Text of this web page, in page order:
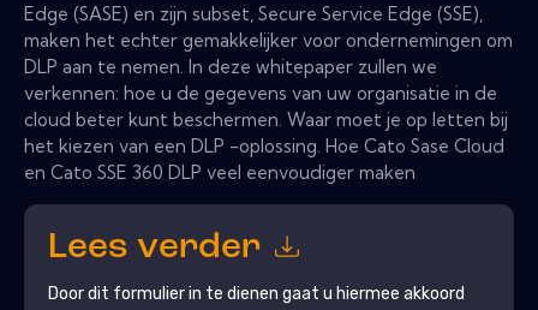
Edge (SASE) en zijn subset, Secure Service Edge (SSE),
maken het echter gemakkelijker voor ondernemingen om
DLP aan te nemen. In deze whitepaper zullen we
verkennen: hoe u de gegevens van uw organisatie in de
cloud beter kunt beschermen. Waar moet je op letten bij
het kiezen van een DLP -oplossing. Hoe Cato Sase Cloud
en Cato SSE 360 DLP veel eenvoudiger maken
Lees verder
Door dit formulier in te dienen gaat u hiermee akkoord